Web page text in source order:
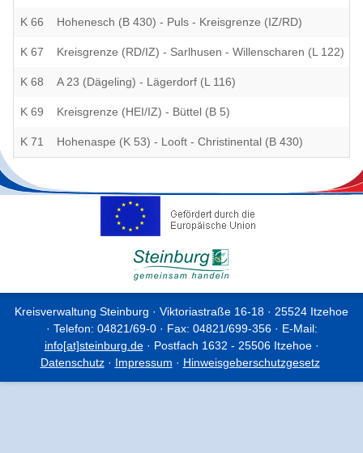
K 66 Hohenesch (B 430) - Puls - Kreisgrenze (IZ/RD)
K 67 Kreisgrenze (RD/IZ) - Sarlhusen - Willenscharen (L 122)
K 68 A 23 (Dägeling) - Lägerdorf (L 116)
K 69 Kreisgrenze (HEI/IZ) - Büttel (B 5)
K 71 Hohenaspe (K 53) - Looft - Christinental (B 430)
Kreisverwaltung Steinburg · Viktoriastraße 16-18 · 25524 Itzehoe
· Telefon: 04821/69-0 · Fax: 04821/699-356 · E-Mail:
info[at]steinburg.de· Postfach 1632 - 25506 Itzehoe ·
Datenschutz· Impressum · Hinweisgeberschutzgesetz